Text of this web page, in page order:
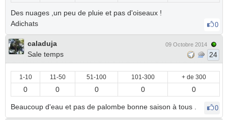
Des nuages ,un peu de pluie et pas d'oiseaux !
Adichats
0
caladuja
Sale temps
09 Octobre 2014
24
1-10 11-50 51-100 101-300 + de 300
0 0 0 0 0
Beaucoup d'eau et pas de palombe bonne saison à tous . 0